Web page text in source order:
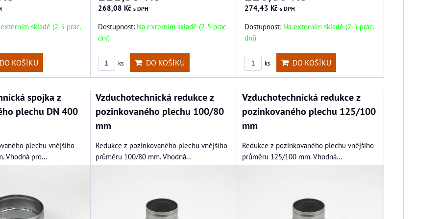
skladě (2-5 prac.
KOŠÍKU
268,08 Kč s DPH
Dostupnost: Na externím skladě (2-5 prac.
dní)
ks DO KOŠÍKU
274,43 Kčs DPH
Dostupnost: Na externím skladě (2-5 prac.
dní)
ks DO KOŠÍKU
spojka z
plechu DN 400
plechu vnějšího
Vhodná pro...
Vzduchotechnická redukce z
pozinkovaného plechu 100/80
mm
Redukce z pozinkovaného plechu vnějšího
průměru 100/80 mm. Vhodná...
Vzduchotechnická redukce z
pozinkovaného plechu 125/100
mm
Redukce z pozinkovaného plechu vnějšího
průměru 125/100 mm. Vhodná...